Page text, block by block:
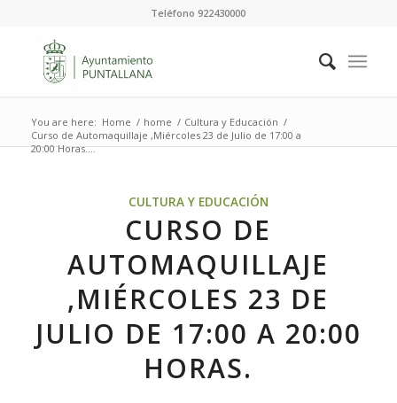
Teléfono 922430000
You are here: Home / home / Cultura y Educación /
Curso de Automaquillaje ,Miércoles 23 de Julio de 17:00 a
20:00 Horas....
CULTURA Y EDUCACIÓN
CURSO DE
AUTOMAQUILLAJE
,MIÉRCOLES 23 DE
JULIO DE 17:00 A 20:00
HORAS.